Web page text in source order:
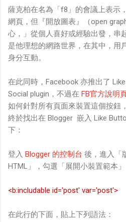
薩克柏在名為「f8」的會議上表示
網頁，但『開放圖表』（open
心，」從個人喜好或經驗出發，串
是他理想的網路世界，在其中，用
身分互動。
在此同時，Facebook 亦推出了
Social plugin，不過在 FB官方說明
如何針對所有頁面來裝置這個按鈕
終於找出在 Blogger 嵌入 Like
下：
登入 Blogger 的控制台 後，進入「
HTML」，勾選「展開小裝置範本
<b:includable id='post' var='post'>
在此行的下面，貼上下列語法：